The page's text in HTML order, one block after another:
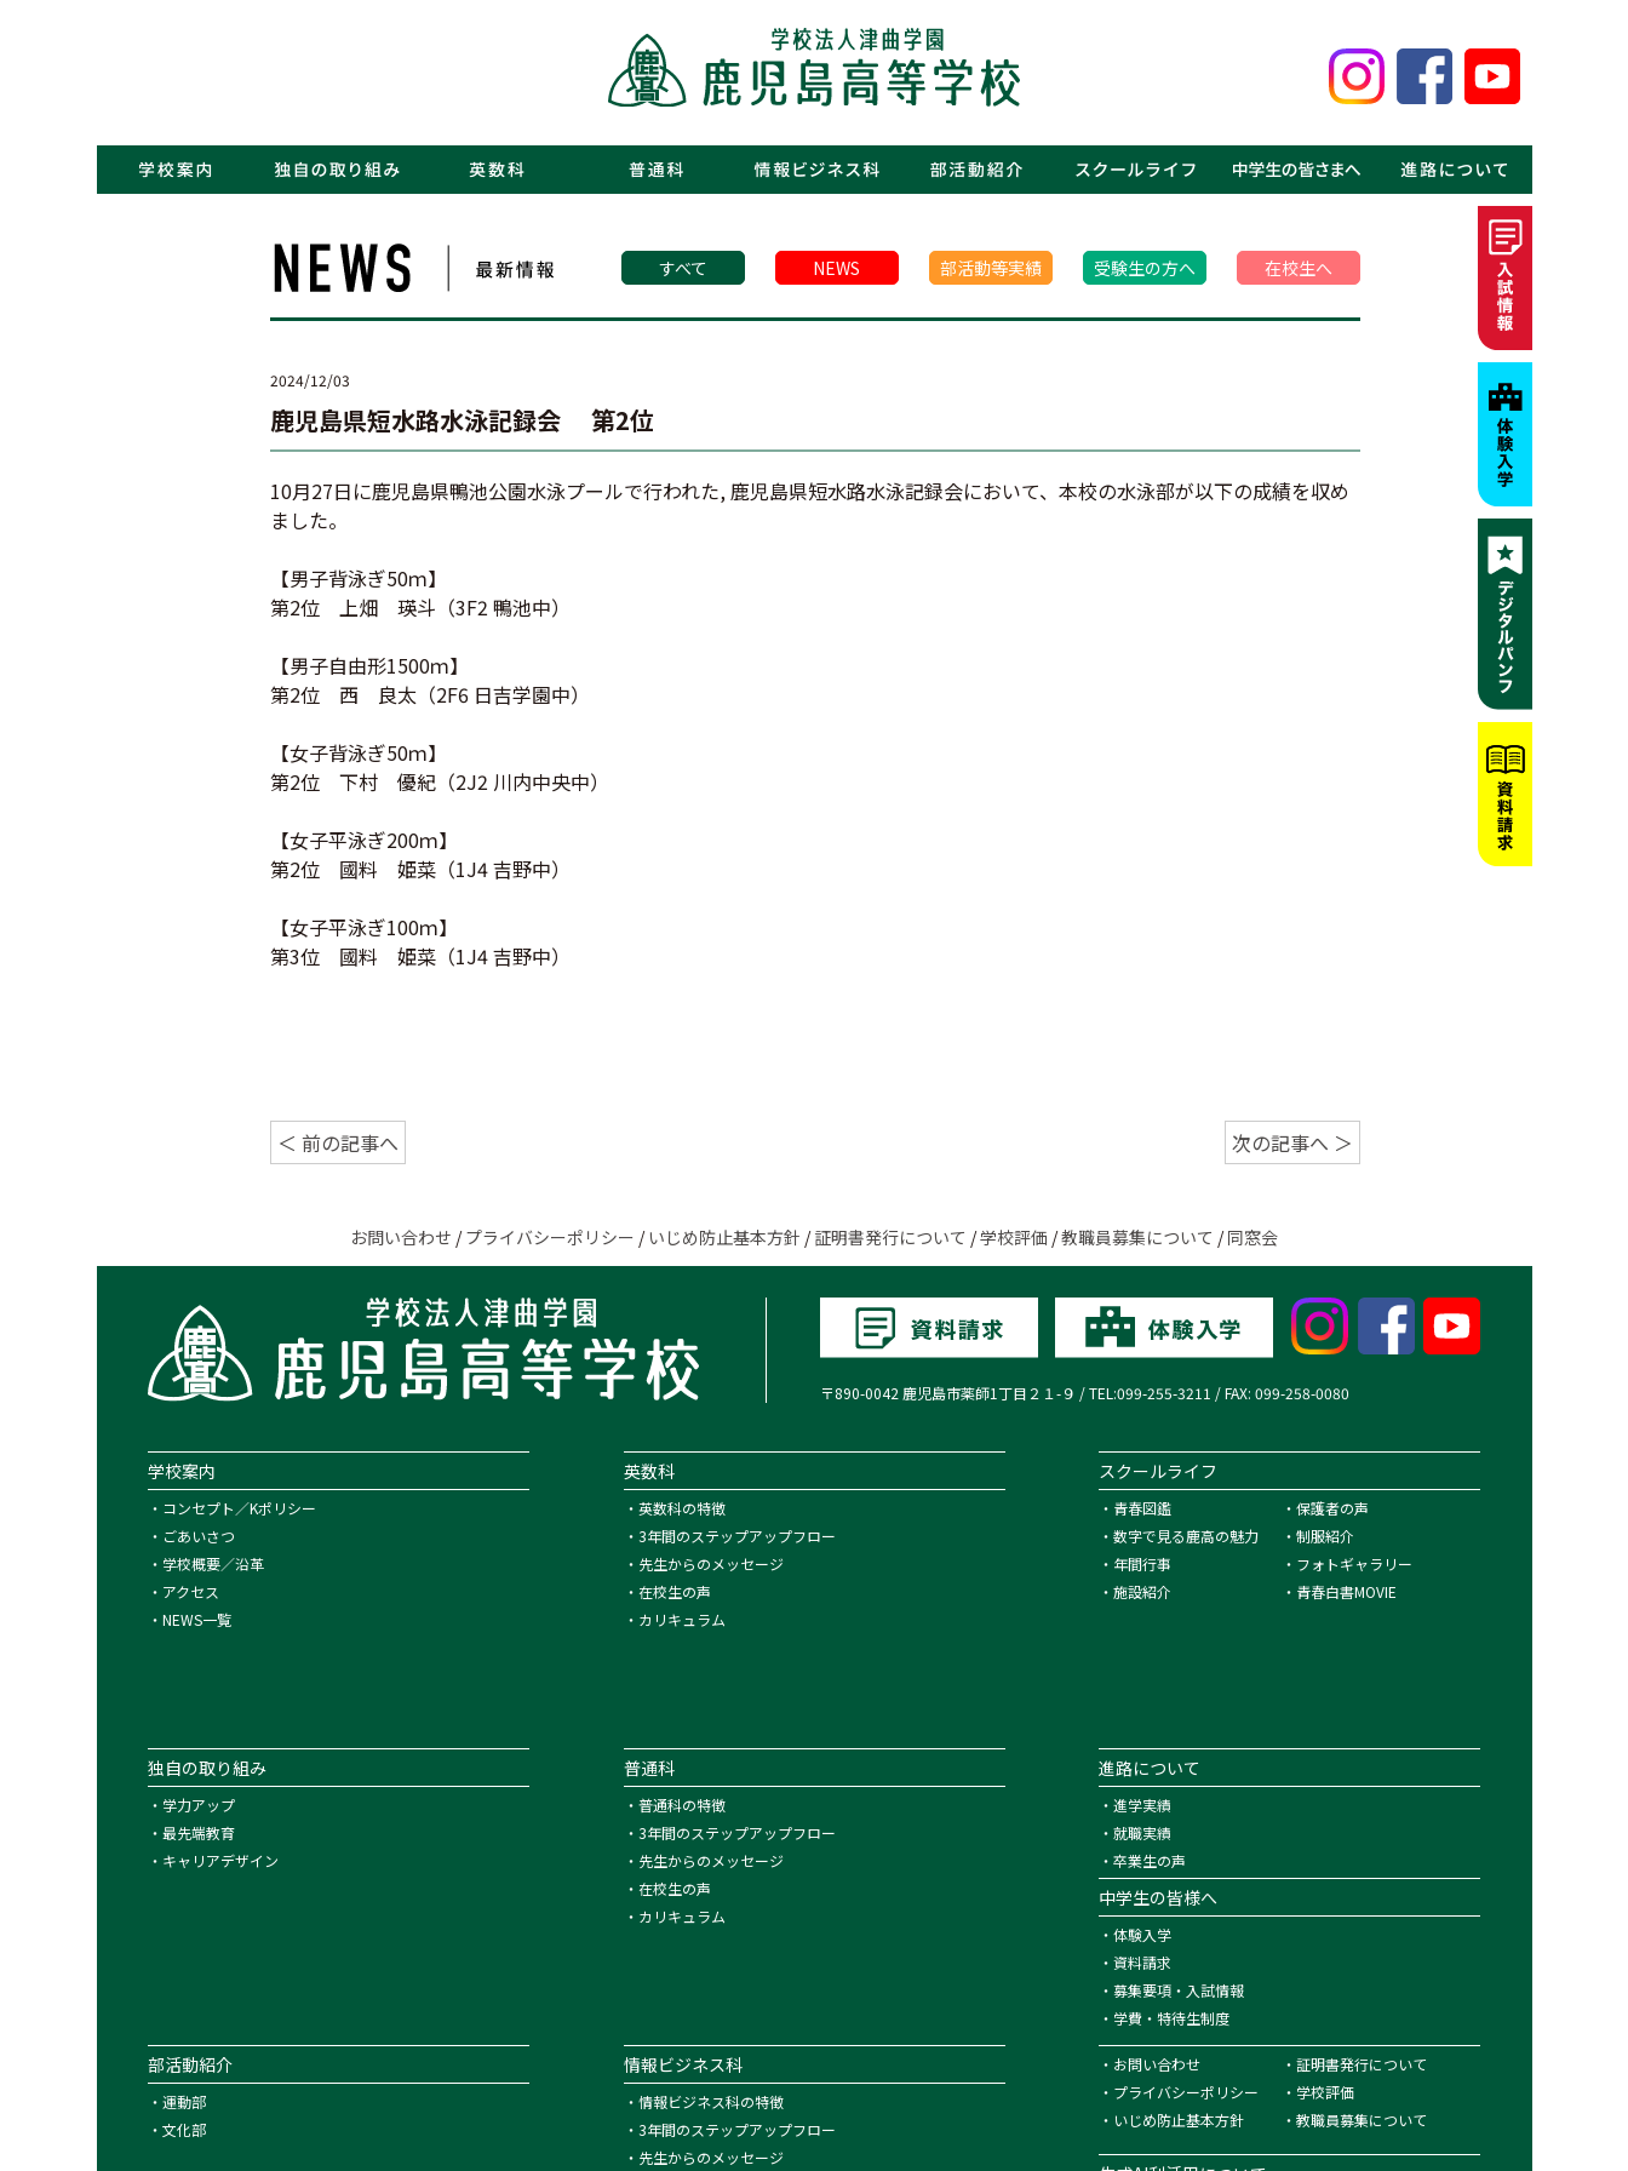
すべて NEWS 部活動等実績 受験生の方へ 在校生へ
2024/12/03
鹿児島県短水路水泳記録会 第2位
10月27日に鹿児島県鴨池公園水泳プールで行われた, 鹿児島県短水路水泳記録会において、本校の水泳部が以下の成績を収め
ました。
【男子背泳ぎ50ｍ】
第2位 上畑 瑛斗（3F2 鴨池中）
【男子自由形1500ｍ】
第2位 西 良太（2F6 日吉学園中）
【女子背泳ぎ50ｍ】
第2位 下村 優紀（2J2 川内中央中）
【女子平泳ぎ200ｍ】
第2位 國料 姫菜（1J4 吉野中）
【女子平泳ぎ100ｍ】
第3位 國料 姫菜（1J4 吉野中）
＜ 前の記事へ 次の記事へ ＞
お問い合わせ /プライバシーポリシー /いじめ防止基本方針 /証明書発行について /学校評価 /教職員募集について /同窓会
〒890-0042 鹿児島市薬師1丁目２１-９ / TEL:099-255-3211 / FAX: 099-258-0080
学校案内
・ コンセプト／Kポリシー
・ ごあいさつ
・ 学校概要／沿革
・ アクセス
・ NEWS一覧
独自の取り組み
・ 学力アップ
・ 最先端教育
・ キャリアデザイン
部活動紹介
・ 運動部
・ 文化部
英数科
・ 英数科の特徴
・ 3年間のステップアップフロー
・ 先生からのメッセージ
・ 在校生の声
・ カリキュラム
普通科
・ 普通科の特徴
・ 3年間のステップアップフロー
・ 先生からのメッセージ
・ 在校生の声
・ カリキュラム
情報ビジネス科
・ 情報ビジネス科の特徴
・ 3年間のステップアップフロー
・ 先生からのメッセージ
スクールライフ
・ 青春図鑑 ・保護者の声
・ 数字で見る鹿高の魅力 ・制服紹介
・ 年間行事 ・ フォトギャラリー
・ 施設紹介 ・ 青春白書MOVIE
進路について
・ 進学実績
・ 就職実績
・ 卒業生の声
中学生の皆様へ
・ 体験入学
・ 資料請求
・ 募集要項・入試情報
・ 学費・特待生制度
・ お問い合わせ ・証明書発行について
・ プライバシーポリシー ・ 学校評価
・ いじめ防止基本方針 ・教職員募集について